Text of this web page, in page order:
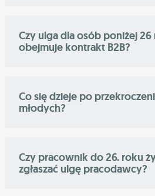
Czy ulga dla osób poniżej
obejmuje kontrakt B2B?
Co się dzieje po
młodych?
Czy pracownik do 26. roku
zgłaszać ulgę pracodawcy?